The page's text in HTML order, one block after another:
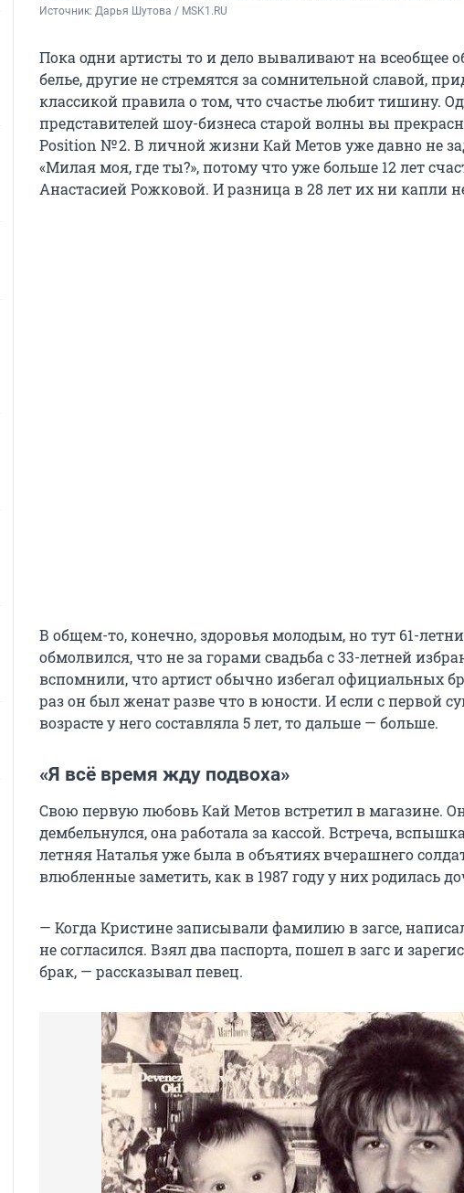
Источник: Дарья Шутова / MSK1.RU
Пока одни артисты то и дело вываливают на всеобщее
белье, другие не стремятся за сомнительной славой,
классикой правила о том, что счастье любит тишину.
представителей шоу-бизнеса старой волны вы
Position № 2. В личной жизни Кай Метов уже давно не
«Милая моя, где ты?», потому что уже больше 12 лет
Анастасией Рожковой. И разница в 28 лет их ни капли
В общем-то, конечно, здоровья молодым, но тут 61-
обмолвился, что не за горами свадьба с 33-летней
вспомнили, что артист обычно избегал официальных
раз он был женат разве что в юности. И если с первой
возрасте у него составляла 5 лет, то дальше — больше.
«Я всё время жду подвоха»
Свою первую любовь Кай Метов встретил в магазине.
дембельнулся, она работала за кассой. Встреча,
летняя Наталья уже была в объятиях вчерашнего
влюбленные заметить, как в 1987 году у них родилась
— Когда Кристине записывали фамилию в загсе,
не согласился. Взял два паспорта, пошел в загс и
брак, — рассказывал певец.